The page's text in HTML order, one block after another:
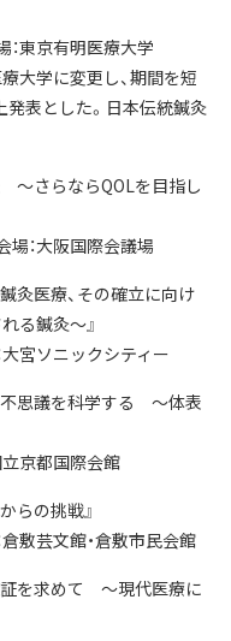
東京有明医療大学
大学に変更し、期間を短
発表とした。日本伝統鍼灸
さらならQOLを目指し
：大阪国際会議場
灸医療、その確立に向け
る鍼灸～』
大宮ソニックシティー
思議を科学する ～体表
立京都国際会館
らの挑戦』
敷芸文館・倉敷市民会館
を求めて ～現代医療に